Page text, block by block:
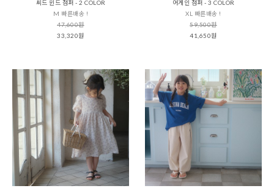
씨드 윈드 점퍼 - 2 COLOR
M 빠른배송 !
47,600원
33,320원
어게인 점퍼 - 3 COLOR
XL 빠른배송 !
59,500원
41,650원